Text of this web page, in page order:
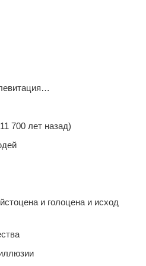
700 лет назад)
и голоцена и исход